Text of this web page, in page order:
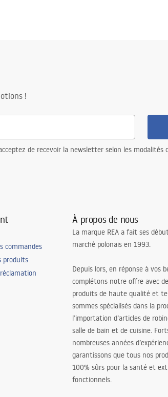
!
de recevoir la newsletter selon les modalités
commandes
produits
À propos de nous
La marque REA a fait ses
marché polonais en 1993.
Depuis lors, en réponse à vos
complétons notre offre avec
produits de haute qualité et
sommes spécialisés dans la
l’importation d’articles de
salle de bain et de cuisine.
nombreuses années
garantissons que tous nos
100% sûrs pour la santé et
fonctionnels.